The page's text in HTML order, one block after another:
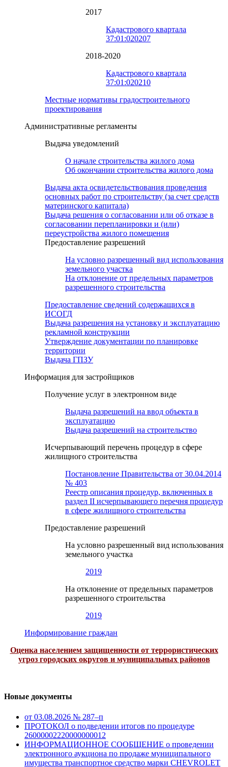
2017
Кадастрового квартала
37:01:020207
2018-2020
Кадастрового квартала
37:01:020210
Местные нормативы градостроительного
проектирования
Административные регламенты
Выдача уведомлений
О начале строительства жилого дома
Об окончании строительства жилого дома
Выдача акта освидетельствования проведения
основных работ по строительству (за счет средств
материнского капитала)
Выдача решения о согласовании или об отказе в
согласовании перепланировки и (или)
переустройства жилого помещения
Предоставление разрешений
На условно разрешенный вид использования
земельного участка
На отклонение от предельных параметров
разрешенного строительства
Предоставление сведений содержащихся в
ИСОГД
Выдача разрешения на установку и эксплуатацию
рекламной конструкции
Утверждение документации по планировке
территории
Выдача ГПЗУ
Информация для застройщиков
Получение услуг в электронном виде
Выдача разрешений на ввод объекта в
эксплуатацию
Выдача разрешений на строительство
Исчерпывающий перечень процедур в сфере
жилищного строительства
Постановление Правительства от 30.04.2014
№ 403
Реестр описания процедур, включенных в
раздел II исчерпывающего перечня процедур
в сфере жилищного строительства
Предоставление разрешений
На условно разрешенный вид использования
земельного участка
2019
На отклонение от предельных параметров
разрешенного строительства
2019
Информирование граждан
Оценка населением защищенности от террористических
угроз городских округов и муниципальных районов
Новые документы
от 03.08.2026 № 287–п
ПРОТОКОЛ о подведении итогов по процедуре
26000002220000000012
ИНФОРМАЦИОННОЕ СООБЩЕНИЕ о проведении
электронного аукциона по продаже муниципального
имущества транспортное средство марки CHEVROLET